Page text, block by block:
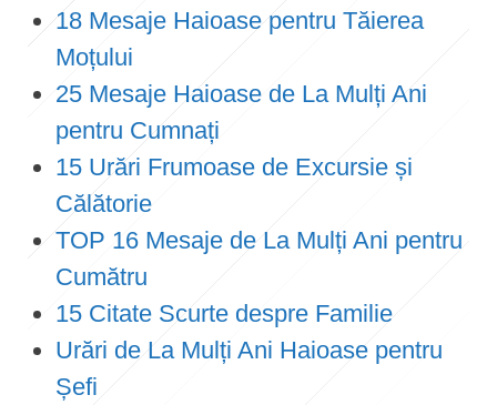
18 Mesaje Haioase pentru Tăierea
Moțului
25 Mesaje Haioase de La Mulți Ani
pentru Cumnați
15 Urări Frumoase de Excursie și
Călătorie
TOP 16 Mesaje de La Mulți Ani pentru
Cumătru
15 Citate Scurte despre Familie
Urări de La Mulți Ani Haioase pentru
Șefi